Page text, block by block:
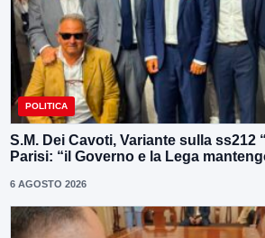
POLITICA
S.M. Dei Cavoti, Variante sulla ss212
Parisi: “il Governo e la Lega
6 AGOSTO 2026